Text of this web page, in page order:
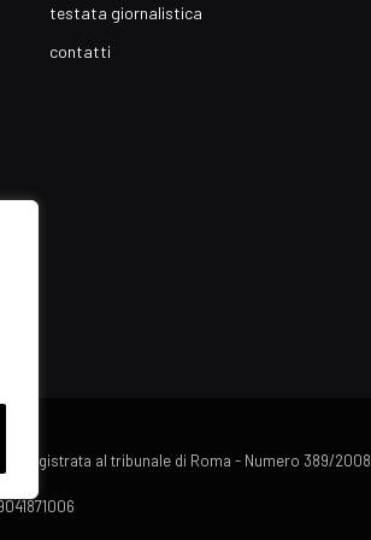
testata giornalistica
contatti
registrata al tribunale di Roma - Numero 389/2008